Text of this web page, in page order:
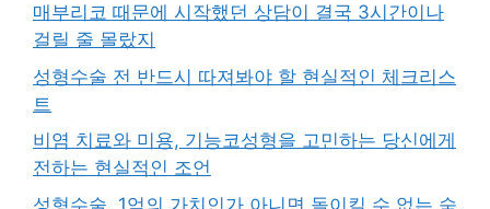
매부리코 때문에 시작했던 상담이 결국 3시간이나
걸릴 줄 몰랐지
성형수술 전 반드시 따져봐야 할 현실적인 체크리스
트
비염 치료와 미용, 기능코성형을 고민하는 당신에게
전하는 현실적인 조언
성형수술, 1억의 가치인가 아니면 돌이킬 수 없는 숙